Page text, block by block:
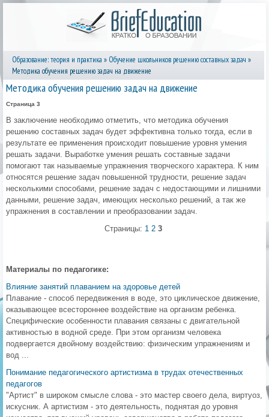
Образование: теория и практика » Обучение школьников решению составных задач »
Методика обучения решению задач на движение
Методика обучения решению задач на движение
Страница 3
В заключение необходимо отметить, что методика обучения
решению составных задач будет эффективна только тогда, если в
результате ее применения происходит повышение уровня умения
решать задачи. Выработке умения решать составные задачи
помогают так называемые упражнения творческого характера. К ним
относятся решение задач повышенной трудности, решение задач
несколькими способами, решение задач с недостающими и лишними
данными, решение задач, имеющих несколько решений, а так же
упражнения в составлении и преобразовании задач.
Страницы: 1 2 3
Материалы по педагогике:
Влияние занятий плаванием на здоровье детей
Плавание - способ передвижения в воде, это циклическое движение,
оказывающее всестороннее воздействие на организм ребенка.
Специфические особенности плавания связаны с двигательной
активностью в водной среде. При этом организм человека
подвергается двойному воздействию: физическим упражнениям и
вод ...
Понимание педагогического артистизма в трудах отечественных
педагогов
"Артист" в широком смысле слова - это мастер своего дела, виртуоз,
искусник. А артистизм - это деятельность, поднятая до уровня